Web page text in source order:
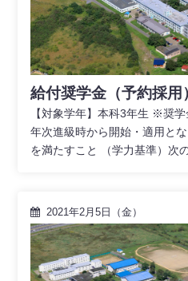
給付奨学金（予約採用
【対象学年】本科3年生 ※奨
年次進級時から開始・適用と
を満たすこと （学力基準）次
2021年2月5日（金）